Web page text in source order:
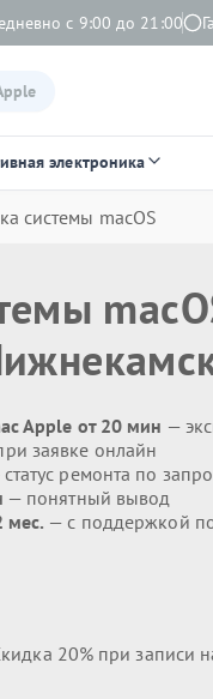
с 9:00 до 21:00
электроника
системы macOS
Apple от 20 мин —
заявке онлайн
ремонта по
— понятный вывод
мес. — с поддержкой
20% при записи